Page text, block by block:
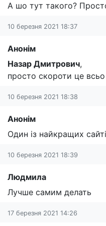
А шо тут такого?
10 березня 2021 18:37
Анонім
Назар Дмитрович,
просто скороти це всьо
10 березня 2021 18:38
Анонім
Один із найкращих
10 березня 2021 18:39
Людмила
Лучше самим делать
17 березня 2021 14:26